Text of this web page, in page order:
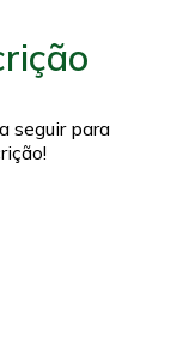
seguir para